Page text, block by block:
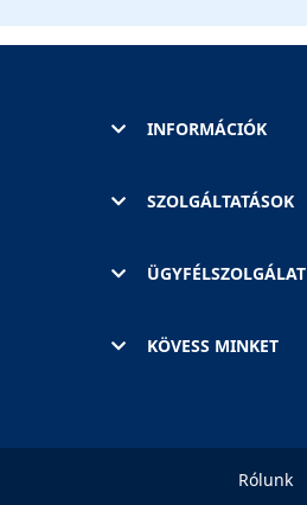
INFORMÁCIÓK
SZOLGÁLTATÁSOK
ÜGYFÉLSZOLGÁLAT
KÖVESS MINKET
Rólunk